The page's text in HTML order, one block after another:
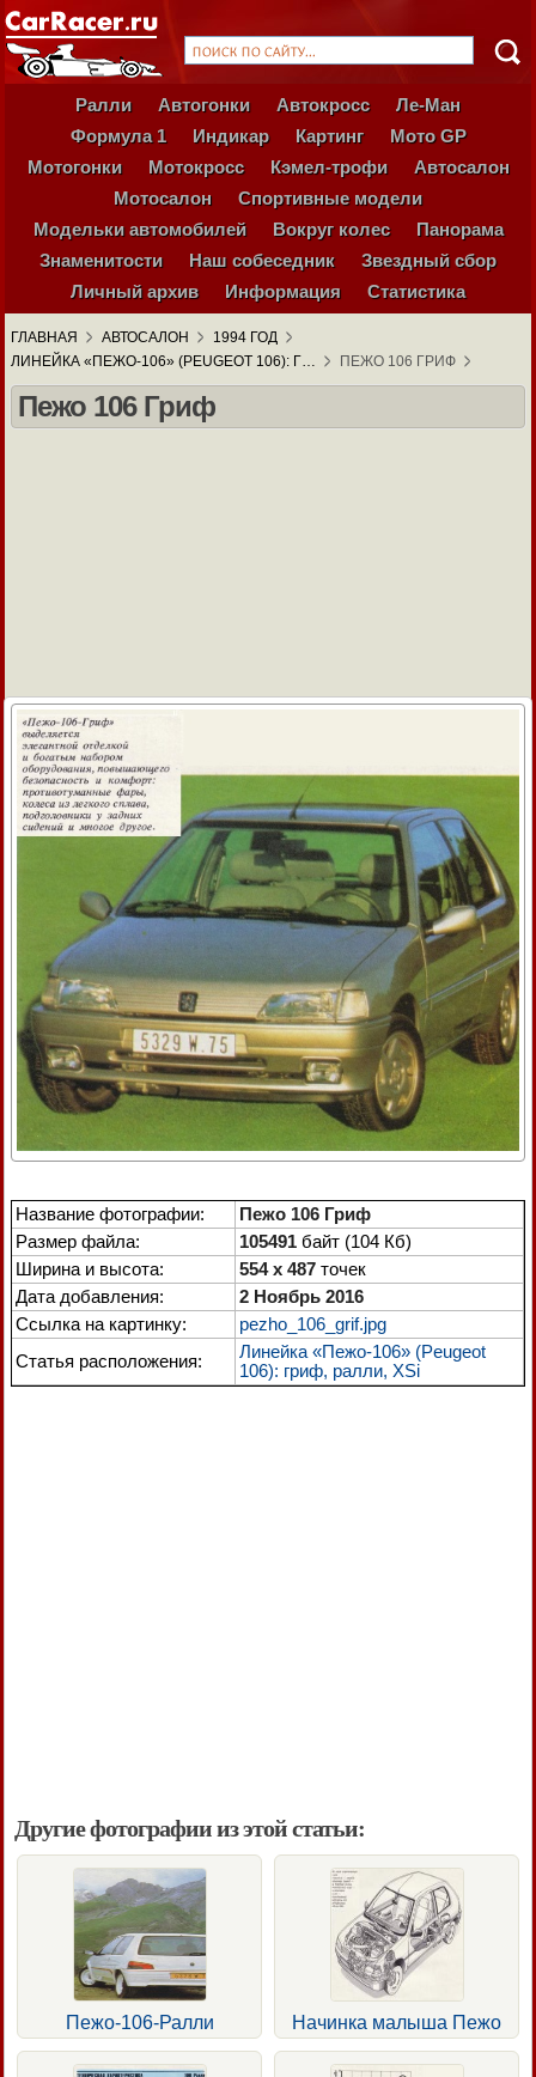
Ралли Автогонки Автокросс
Ле-Ман
Формула 1
Индикар Картинг
Мото GP
Мотогонки
Мотокросс Кэмел-трофи
Автосалон
Мотосалон
Спортивные модели
Модельки автомобилей
Вокруг колес
Панорама
Знаменитости
Наш собеседник
Звездный сбор
Личный архив
Информация Статистика
ГЛАВНАЯ АВТОСАЛОН
1994 ГОД
ЛИНЕЙКА «ПЕЖО-106» (PEUGEOT 106): Г…
ПЕЖО 106 ГРИФ
Пежо 106 Гриф
Название фотографии:
Пежо 106 Гриф
Размер файла:
105491 байт (104 Кб)
Ширина и высота:
554 x 487 точек
Дата добавления:
2 Ноябрь 2016
Ссылка на картинку:
pezho_106_grif.jpg
Статья расположения:
Линейка «Пежо-106» (Peugeot
106): гриф, ралли, XSi
Другие фотографии из этой статьи:
Пежо-106-Ралли Начинка малыша Пежо